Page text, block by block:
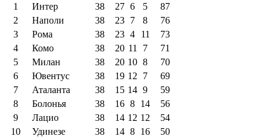
1
Интер 38 27 6 5
87
2
Наполи 38 23 7 8
76
3
Рома 38 23 4 11
73
4
Комо 38 20 11 7
71
5
Милан 38 20 10 8
70
6
Ювентус 38 19 12 7
69
7
Аталанта 38 15 14 9
59
8
Болонья 38 16 8 14
56
9
Лацио 38 14 12 12
54
10
Удинезе 38 14 8 16
50